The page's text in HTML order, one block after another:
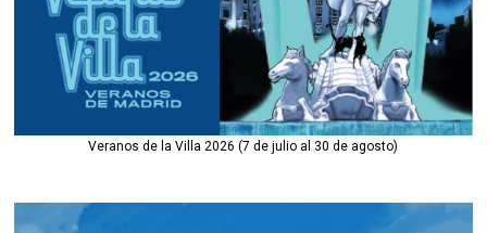
Veranos de la Villa 2026 (7 de julio al 30 de agosto)